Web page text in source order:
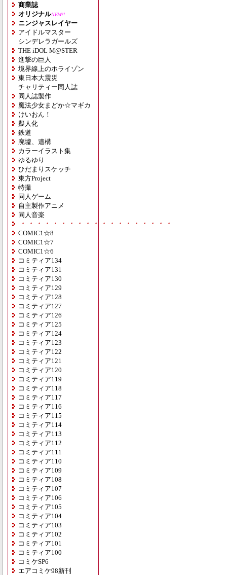
商業誌
オリジナルNEW!!
ニンジャスレイヤー
アイドルマスター
シンデレラガールズ
THE iDOL M@STER
進撃の巨人
境界線上のホライゾン
東日本大震災
チャリティー同人誌
同人誌製作
魔法少女まどか☆マギカ
けいおん！
擬人化
鉄道
廃墟、遺構
カラーイラスト集
ゆるゆり
ひだまりスケッチ
東方Project
特撮
同人ゲーム
自主製作アニメ
同人音楽
・・・・・・・・・・・・・・・・・・・
COMIC1☆8
COMIC1☆7
COMIC1☆6
コミティア134
コミティア131
コミティア130
コミティア129
コミティア128
コミティア127
コミティア126
コミティア125
コミティア124
コミティア123
コミティア122
コミティア121
コミティア120
コミティア119
コミティア118
コミティア117
コミティア116
コミティア115
コミティア114
コミティア113
コミティア112
コミティア111
コミティア110
コミティア109
コミティア108
コミティア107
コミティア106
コミティア105
コミティア104
コミティア103
コミティア102
コミティア101
コミティア100
コミケSP6
エアコミケ98新刊